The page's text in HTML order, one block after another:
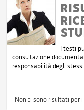
I testi
consultazione
responsabilità degli
Non ci sono risultati per